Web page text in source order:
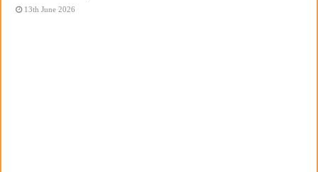
13th June 2026